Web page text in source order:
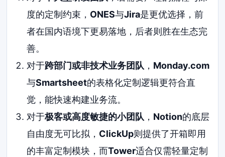
度的定制约束， ONES与Jira是更优选择，前
者在国内语境下更易落地，后者则胜在生态完
善。
对于跨部门或非技术业务团队 ， Monday.com
与Smartsheet的表格化定制逻辑更符合直
觉，能快速构建业务流。
对于极客或高度敏捷的小团队 ， Notion的底层
自由度无可比拟， ClickUp则提供了开箱即用
的丰富定制模块，而Tower适合仅需轻量定制